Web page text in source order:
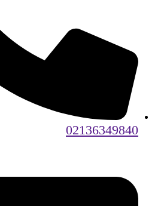
02136349840